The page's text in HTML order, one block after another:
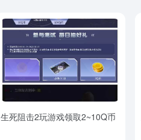
生死阻击2玩游戏领取2~10Q币